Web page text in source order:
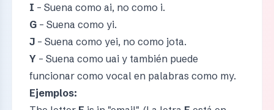
I – Suena como ai, no como i.
G– Suena como yi.
J– Suena como yei, no como jota.
Y – Suena como uai y también puede
funcionar como vocal en palabras como my.
Ejemplos: